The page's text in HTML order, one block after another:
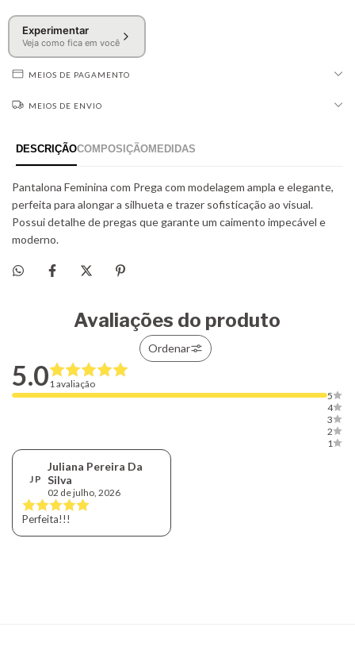
Experimentar
Veja como fica em você
MEIOS DE PAGAMENTO
MEIOS DE ENVIO
Avaliações do produto
Ordenar
5.01 avaliação
5
4
3
2
1
J P
Juliana Pereira Da
Silva
02 de julho, 2026
Perfeita!!!